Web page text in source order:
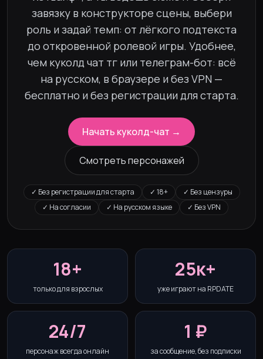
реплик
завязку в конструкторе сцены, выбери
роль и задай темп: от лёгкого подтекста
до откровенной ролевой игры. Удобнее,
чем куколд чат тг или телеграм-бот: всё
на русском, в браузере и без VPN —
бесплатно и без регистрации для старта.
Начать куколд-чат →
Смотреть персонажей
✓ Без регистрации для старта ✓ 18+ ✓ Без цензуры
✓ На согласии ✓ На русском языке ✓ Без VPN
18+
только для взрослых
25к+
уже играют на RPDATE
24/7
персонаж всегда онлайн
1 ₽
за сообщение, без подписки